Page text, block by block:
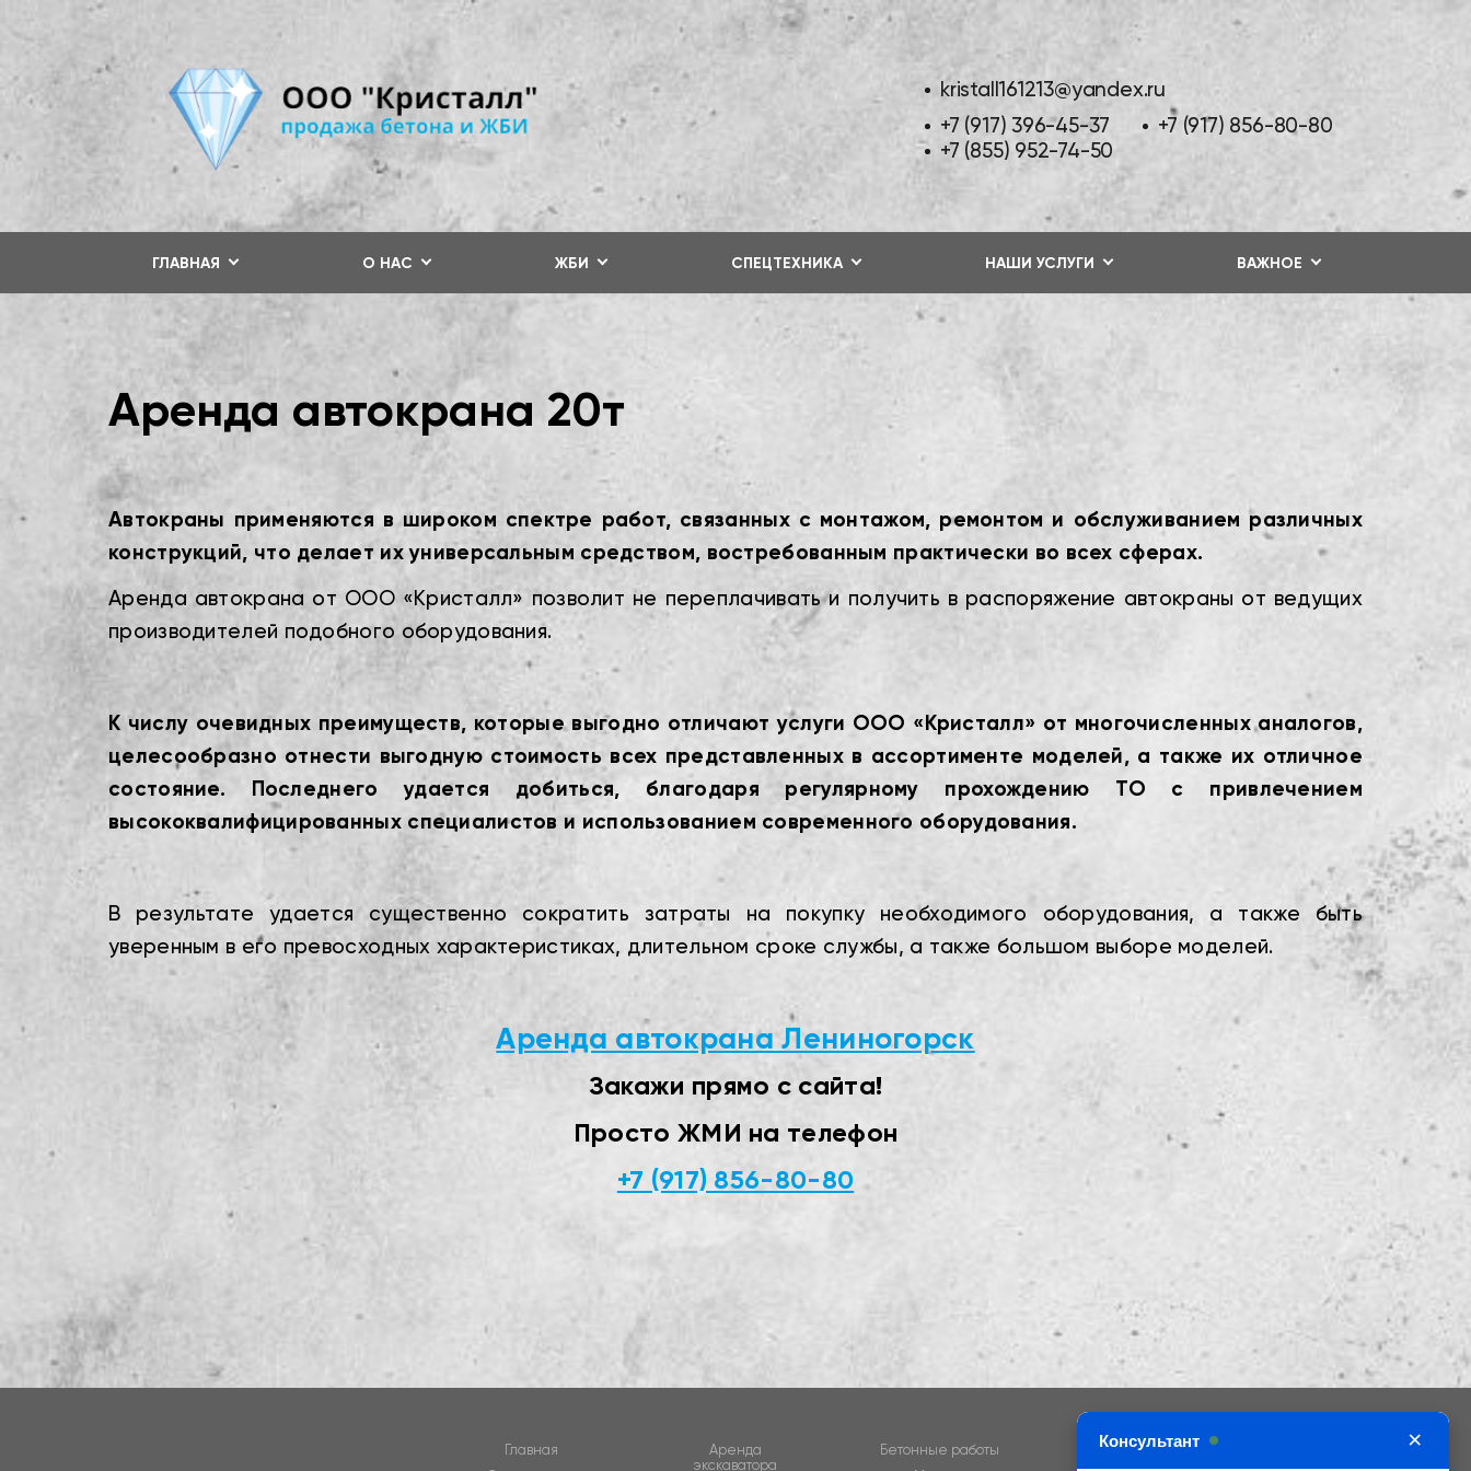
kristall161213@yandex.ru
+7 (917) 396-45-37
+7 (917) 856-80-80
+7 (855) 952-74-50
ГЛАВНАЯ О НАС ЖБИ СПЕЦТЕХНИКА НАШИ УСЛУГИ ВАЖНОЕ
Аренда автокрана 20т
Автокраны применяются в широком спектре работ, связанных с монтажом, ремонтом и обслуживанием различных
конструкций, что делает их универсальным средством, востребованным практически во всех сферах.
Аренда автокрана от ООО «Кристалл» позволит не переплачивать и получить в распоряжение автокраны от ведущих
производителей подобного оборудования.
К числу очевидных преимуществ, которые выгодно отличают услуги ООО «Кристалл» от многочисленных аналогов,
целесообразно отнести выгодную стоимость всех представленных в ассортименте моделей, а также их отличное
состояние. Последнего удается добиться, благодаря регулярному прохождению ТО с привлечением
высококвалифицированных специалистов и использованием современного оборудования.
В результате удается существенно сократить затраты на покупку необходимого оборудования, а также быть
уверенным в его превосходных характеристиках, длительном сроке службы, а также большом выборе моделей.
Аренда автокрана Лениногорск
Закажи прямо с сайта!
Просто ЖМИ на телефон
+7 (917) 856-80-80
Главная
Аренда
экскаватора
Бетонные работы
Консультант ×